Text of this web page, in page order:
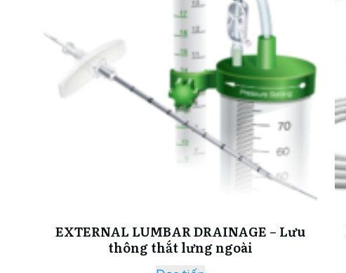
EXTERNAL LUMBAR DRAINAGE – Lưu
thông thắt lưng ngoài